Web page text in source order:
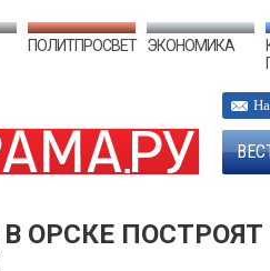
ПОЛИТПРОСВЕТ ЭКОНОМИКА
ОРСКЕ